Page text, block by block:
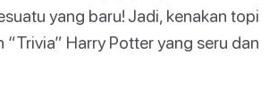
yang baru! Jadi, kenakan topi
Harry Potter yang seru dan